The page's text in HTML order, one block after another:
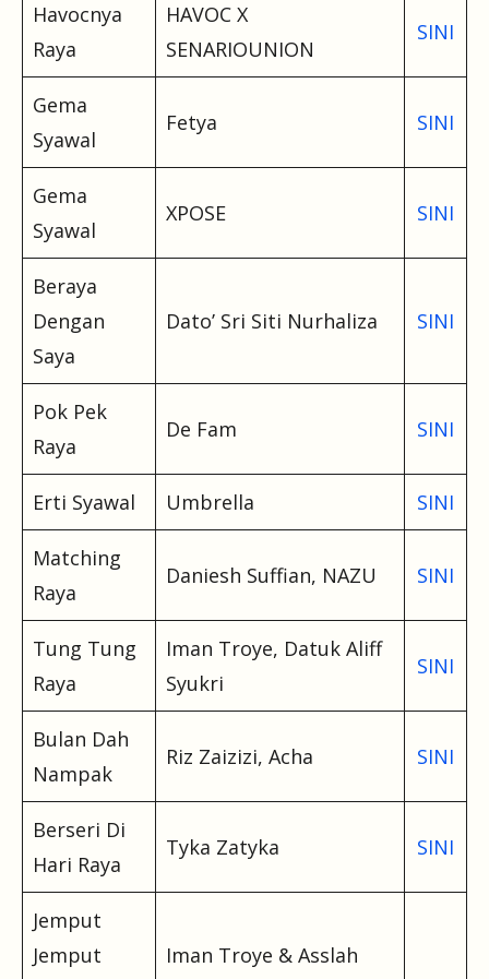
Havocnya
Raya
HAVOC X
SENARIOUNION
SINI
Gema
Syawal
Fetya SINI
Gema
Syawal
XPOSE SINI
Beraya
Dengan
Saya
Dato’ Sri Siti Nurhaliza SINI
Pok Pek
Raya
De Fam SINI
Erti Syawal Umbrella SINI
Matching
Raya
Daniesh Suffian, NAZU SINI
Tung Tung
Raya
Iman Troye, Datuk Aliff
Syukri
SINI
Bulan Dah
Nampak
Riz Zaizizi, Acha SINI
Berseri Di
Hari Raya
Tyka Zatyka SINI
Jemput
Jemput
Iman Troye & Asslah